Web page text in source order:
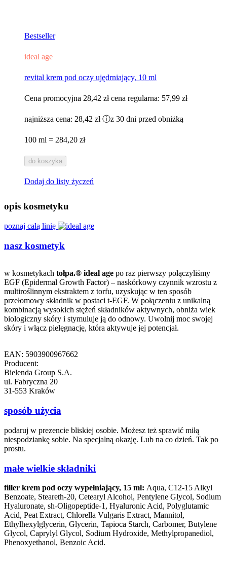
Bestseller
ideal age
revital krem pod oczy ujędrniający, 10 ml
Cena promocyjna 28,42 zł cena regularna: 57,99 zł
najniższa cena: 28,42 zł ⓘz 30 dni przed obniżką
100 ml = 284,20 zł
do koszyka
Dodaj do listy życzeń
opis kosmetyku
poznaj całą linię
nasz kosmetyk
w kosmetykach tołpa.® ideal age po raz pierwszy połączyliśmy
EGF (Epidermal Growth Factor) – naskórkowy czynnik wzrostu z
multiroślinnym ekstraktem z torfu, uzyskując w ten sposób
przełomowy składnik w postaci t-EGF. W połączeniu z unikalną
kombinacją wysokich stężeń składników aktywnych, obniża wiek
biologiczny skóry i stymuluje ją do odnowy. Uwolnij moc swojej
skóry i włącz pielęgnację, która aktywuje jej potencjał.
EAN: 5903900967662
Producent:
Bielenda Group S.A.
ul. Fabryczna 20
31-553 Kraków
sposób użycia
podaruj w prezencie bliskiej osobie. Możesz też sprawić miłą
niespodziankę sobie. Na specjalną okazję. Lub na co dzień. Tak po
prostu.
małe wielkie składniki
filler krem pod oczy wypełniający, 15 ml​: Aqua, C12-15 Alkyl
Benzoate, Steareth-20, Cetearyl Alcohol, Pentylene Glycol, Sodium
Hyaluronate, sh-Oligopeptide-1, Hyaluronic Acid, Polyglutamic
Acid, Peat Extract, Chlorella Vulgaris Extract, Mannitol,
Ethylhexylglycerin, Glycerin, Tapioca Starch, Carbomer, Butylene
Glycol, Caprylyl Glycol, Sodium Hydroxide, Methylpropanediol,
Phenoxyethanol, Benzoic Acid.